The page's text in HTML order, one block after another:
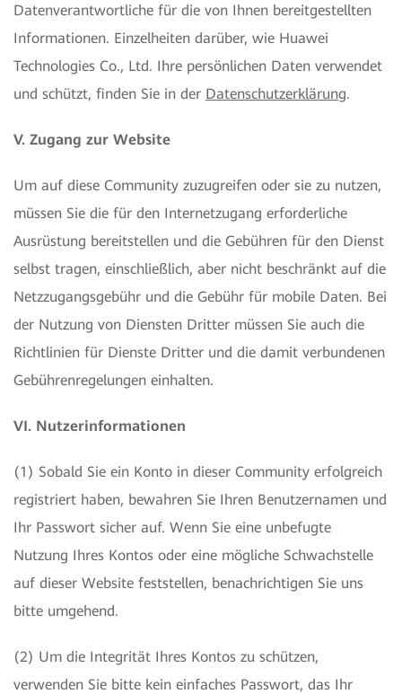
Datenverantwortliche für die von Ihnen bereitgestellten
Informationen. Einzelheiten darüber, wie Huawei
Technologies Co., Ltd. Ihre persönlichen Daten verwendet
und schützt, finden Sie in der Datenschutzerklärung.
V. Zugang zur Website
Um auf diese Community zuzugreifen oder sie zu nutzen,
müssen Sie die für den Internetzugang erforderliche
Ausrüstung bereitstellen und die Gebühren für den Dienst
selbst tragen, einschließlich, aber nicht beschränkt auf die
Netzzugangsgebühr und die Gebühr für mobile Daten. Bei
der Nutzung von Diensten Dritter müssen Sie auch die
Richtlinien für Dienste Dritter und die damit verbundenen
Gebührenregelungen einhalten.
VI. Nutzerinformationen
(1) Sobald Sie ein Konto in dieser Community erfolgreich
registriert haben, bewahren Sie Ihren Benutzernamen und
Ihr Passwort sicher auf. Wenn Sie eine unbefugte
Nutzung Ihres Kontos oder eine mögliche Schwachstelle
auf dieser Website feststellen, benachrichtigen Sie uns
bitte umgehend.
(2) Um die Integrität Ihres Kontos zu schützen,
verwenden Sie bitte kein einfaches Passwort, das Ihr